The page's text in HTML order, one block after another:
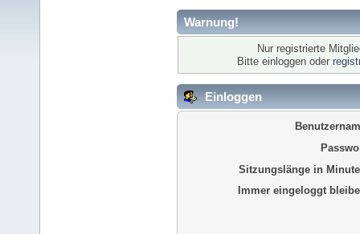
Warnung!
Nur registrierte
Bitte einloggen oder
Einloggen
Sitzungslänge in
Immer eingeloggt